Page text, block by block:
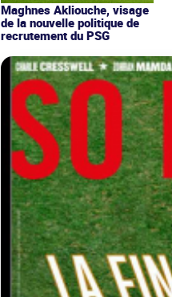
Maghnes Akliouche, visage
de la nouvelle politique de
recrutement du PSG